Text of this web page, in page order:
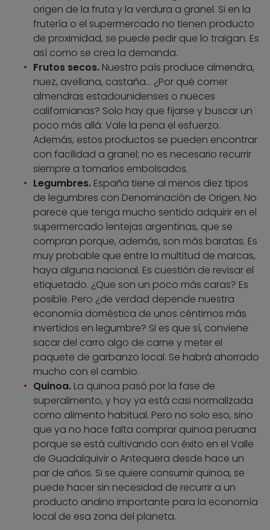
origen de la fruta y la verdura a granel. Si en la
frutería o el supermercado no tienen producto
de proximidad, se puede pedir que lo traigan. Es
así como se crea la demanda.
Frutos secos. Nuestro país produce almendra,
nuez, avellana, castaña… ¿Por qué comer
almendras estadounidenses o nueces
californianas? Solo hay que fijarse y buscar un
poco más allá. Vale la pena el esfuerzo.
Además, estos productos se pueden encontrar
con facilidad a granel; no es necesario recurrir
siempre a tomarlos embolsados.
Legumbres. España tiene al menos diez tipos
de legumbres con Denominación de Origen. No
parece que tenga mucho sentido adquirir en el
supermercado lentejas argentinas, que se
compran porque, además, son más baratas. Es
muy probable que entre la multitud de marcas,
haya alguna nacional. Es cuestión de revisar el
etiquetado. ¿Que son un poco más caras? Es
posible. Pero ¿de verdad depende nuestra
economía doméstica de unos céntimos más
invertidos en legumbre? Si es que sí, conviene
sacar del carro algo de carne y meter el
paquete de garbanzo local. Se habrá ahorrado
mucho con el cambio.
Quinoa. La quinoa pasó por la fase de
superalimento, y hoy ya está casi normalizada
como alimento habitual. Pero no solo eso, sino
que ya no hace falta comprar quinoa peruana
porque se está cultivando con éxito en el Valle
de Guadalquivir o Antequera desde hace un
par de años. Si se quiere consumir quinoa, se
puede hacer sin necesidad de recurrir a un
producto andino importante para la economía
local de esa zona del planeta.